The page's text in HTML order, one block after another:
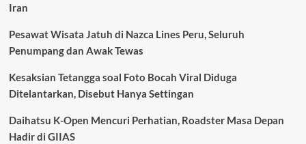
Iran
Pesawat Wisata Jatuh di Nazca Lines Peru, Seluruh
Penumpang dan Awak Tewas
Kesaksian Tetangga soal Foto Bocah Viral Diduga
Ditelantarkan, Disebut Hanya Settingan
Daihatsu K-Open Mencuri Perhatian, Roadster Masa Depan
Hadir di GIIAS